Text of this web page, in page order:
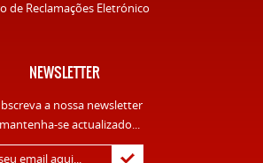
de Reclamações Eletrónico
NEWSLETTER
a nossa newsletter
se actualizado...